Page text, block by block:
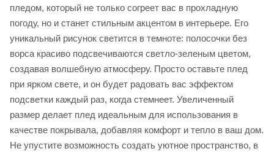
пледом, который не только согреет вас в прохладную
погоду, но и станет стильным акцентом в интерьере. Его
уникальный рисунок светится в темноте: полосочки без
ворса красиво подсвечиваются светло-зеленым цветом,
создавая волшебную атмосферу. Просто оставьте плед
при ярком свете, и он будет радовать вас эффектом
подсветки каждый раз, когда стемнеет. Увеличенный
размер делает плед идеальным для использования в
качестве покрывала, добавляя комфорт и тепло в ваш дом.
Не упустите возможность создать уютное пространство, в